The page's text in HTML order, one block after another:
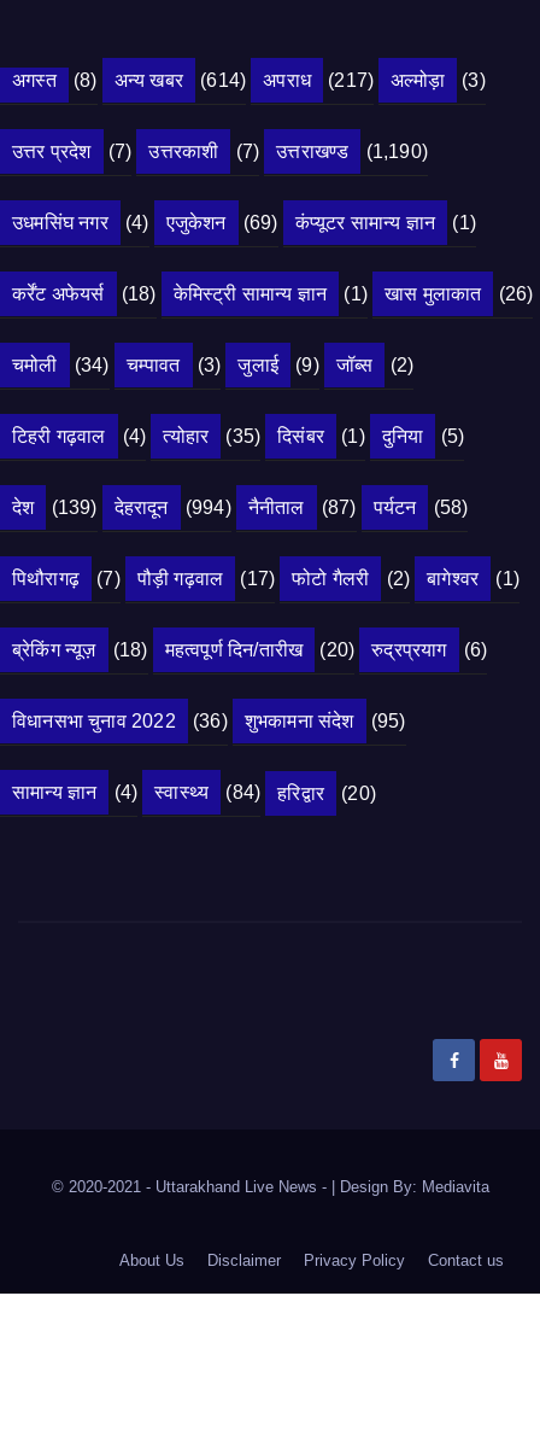
अगस्त (8) अन्य खबर (614) अपराध (217) अल्मोड़ा (3)
उत्तर प्रदेश (7) उत्तरकाशी (7) उत्तराखण्ड (1,190)
उधमसिंघ नगर (4) एजुकेशन (69) कंप्यूटर सामान्य ज्ञान (1)
कर्रेंट अफेयर्स (18) केमिस्ट्री सामान्य ज्ञान (1) खास मुलाकात (26)
चमोली (34) चम्पावत (3) जुलाई (9) जॉब्स (2)
टिहरी गढ़वाल (4) त्योहार (35) दिसंबर (1) दुनिया (5)
देश (139) देहरादून (994) नैनीताल (87) पर्यटन (58)
पिथौरागढ़ (7) पौड़ी गढ़वाल (17) फोटो गैलरी (2) बागेश्वर (1)
ब्रेकिंग न्यूज़ (18) महत्वपूर्ण दिन/तारीख (20) रुद्रप्रयाग (6)
विधानसभा चुनाव 2022 (36) शुभकामना संदेश (95)
सामान्य ज्ञान (4) स्वास्थ्य (84) हरिद्वार (20)
© 2020-2021 - Uttarakhand Live News - Design By: Mediavita
About Us Disclaimer Privacy Policy Contact us